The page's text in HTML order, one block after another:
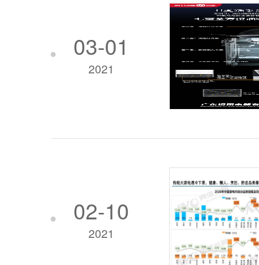
03-01
2021
02-10
2021